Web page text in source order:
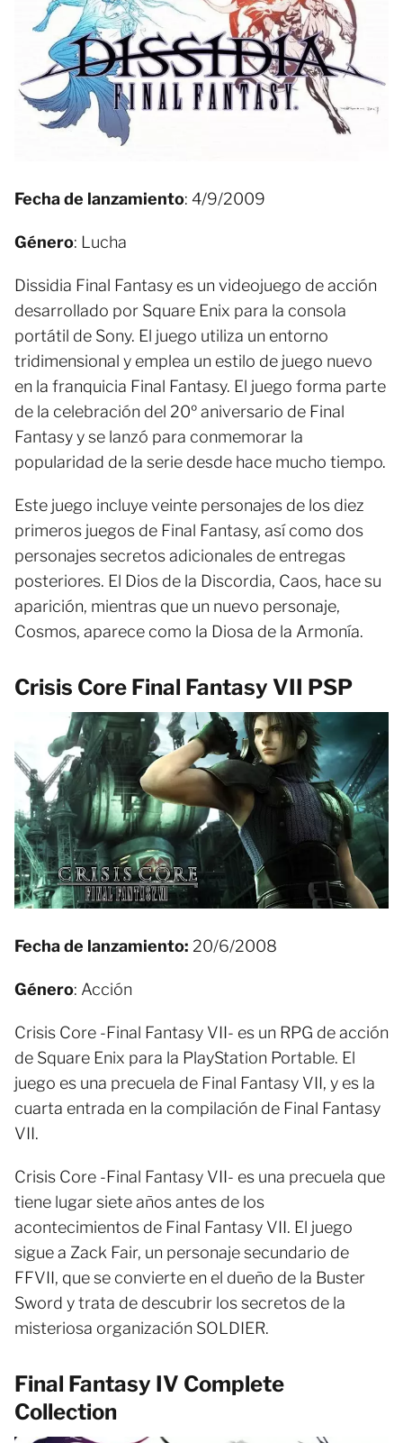
Fecha de lanzamiento: 4/9/2009
Género: Lucha
Dissidia Final Fantasy es un videojuego de acción
desarrollado por Square Enix para la consola
portátil de Sony. El juego utiliza un entorno
tridimensional y emplea un estilo de juego nuevo
en la franquicia Final Fantasy. El juego forma parte
de la celebración del 20º aniversario de Final
Fantasy y se lanzó para conmemorar la
popularidad de la serie desde hace mucho tiempo.
Este juego incluye veinte personajes de los diez
primeros juegos de Final Fantasy, así como dos
personajes secretos adicionales de entregas
posteriores. El Dios de la Discordia, Caos, hace su
aparición, mientras que un nuevo personaje,
Cosmos, aparece como la Diosa de la Armonía.
Crisis Core Final Fantasy VII PSP
Fecha de lanzamiento: 20/6/2008
Género: Acción
Crisis Core -Final Fantasy VII- es un RPG de acción
de Square Enix para la PlayStation Portable. El
juego es una precuela de Final Fantasy VII, y es la
cuarta entrada en la compilación de Final Fantasy
VII.
Crisis Core -Final Fantasy VII- es una precuela que
tiene lugar siete años antes de los
acontecimientos de Final Fantasy VII. El juego
sigue a Zack Fair, un personaje secundario de
FFVII, que se convierte en el dueño de la Buster
Sword y trata de descubrir los secretos de la
misteriosa organización SOLDIER.
Final Fantasy IV Complete
Collection